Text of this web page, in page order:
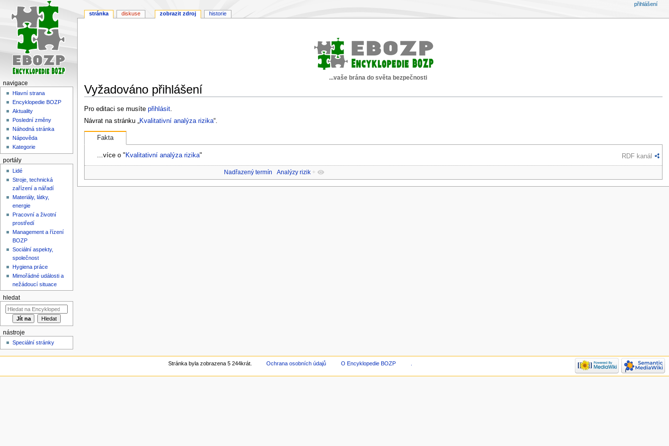
...vaše brána do světa bezpečnosti
Vyžadováno přihlášení
Skočit
na
Skočit
na
Pro editaci se musíte přihlásit.
Návrat na stránku „Kvalitativní analýza rizika“.
Fakta
...více o " Kvalitativní analýza rizika" RDF kanál
Nadřazený termín Analýzy rizik +
stránka diskuse zobrazit zdroj historie
přihlášení
navigace
Hlavní strana
Encyklopedie BOZP
Aktuality
Poslední změny
Náhodná stránka
Nápověda
Kategorie
portály
Lidé
Stroje, technická
zařízení a nářadí
Materiály, látky,
energie
Pracovní a životní
prostředí
Management a řízení
BOZP
Sociální aspekty,
společnost
Hygiena práce
Mimořádné události a
nežádoucí situace
hledat
nástroje
Speciální stránky
Stránka byla zobrazena 5 244krát. Ochrana osobních údajů O Encyklopedie BOZP